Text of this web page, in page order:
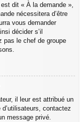
dit « À la demande »,
nécessitera d’être
vous demander
décider s’il
pas le chef de groupe
il leur est attribué un
contactez
message privé.